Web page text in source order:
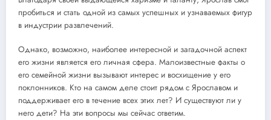
пробиться и стать одной из самых успешных и узнаваемых фигур
в индустрии развлечений.
Однако, возможно, наиболее интересной и загадочной аспект
его жизни является его личная сфера. Малоизвестные факты о
его семейной жизни вызывают интерес и восхищение у его
поклонников. Кто на самом деле стоит рядом с Ярославом и
поддерживает его в течение всех этих лет? И существуют ли у
него дети? На эти вопросы мы сейчас ответим.